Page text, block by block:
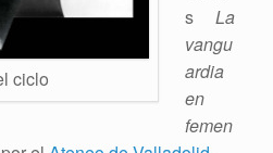
ciclo
s La
vangu
ardia
en
femen